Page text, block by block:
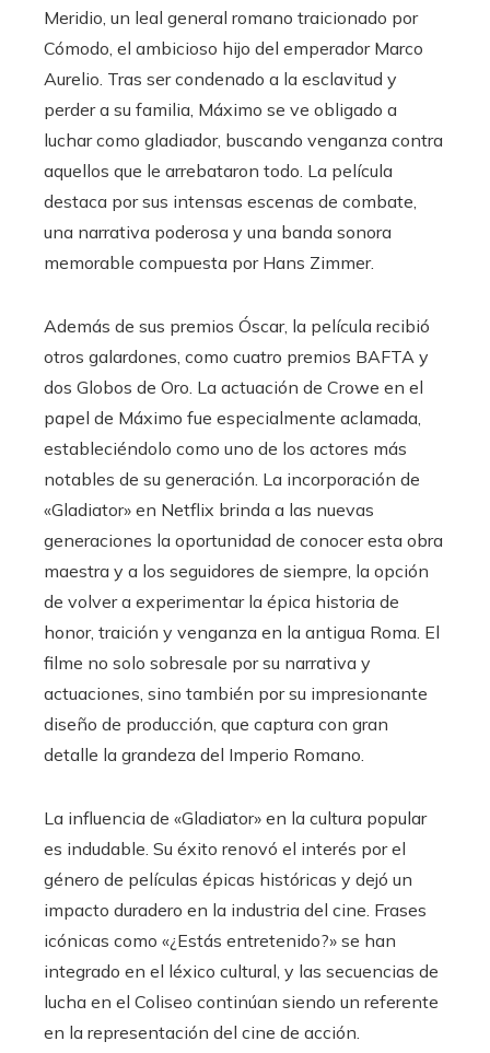
Meridio, un leal general romano traicionado por
Cómodo, el ambicioso hijo del emperador Marco
Aurelio. Tras ser condenado a la esclavitud y
perder a su familia, Máximo se ve obligado a
luchar como gladiador, buscando venganza contra
aquellos que le arrebataron todo. La película
destaca por sus intensas escenas de combate,
una narrativa poderosa y una banda sonora
memorable compuesta por Hans Zimmer.
Además de sus premios Óscar, la película recibió
otros galardones, como cuatro premios BAFTA y
dos Globos de Oro. La actuación de Crowe en el
papel de Máximo fue especialmente aclamada,
estableciéndolo como uno de los actores más
notables de su generación. La incorporación de
«Gladiator» en Netflix brinda a las nuevas
generaciones la oportunidad de conocer esta obra
maestra y a los seguidores de siempre, la opción
de volver a experimentar la épica historia de
honor, traición y venganza en la antigua Roma. El
filme no solo sobresale por su narrativa y
actuaciones, sino también por su impresionante
diseño de producción, que captura con gran
detalle la grandeza del Imperio Romano.
La influencia de «Gladiator» en la cultura popular
es indudable. Su éxito renovó el interés por el
género de películas épicas históricas y dejó un
impacto duradero en la industria del cine. Frases
icónicas como «¿Estás entretenido?» se han
integrado en el léxico cultural, y las secuencias de
lucha en el Coliseo continúan siendo un referente
en la representación del cine de acción.